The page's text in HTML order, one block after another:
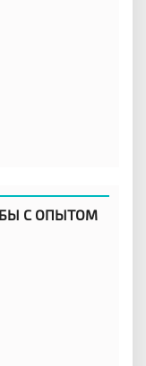
С ОПЫТОМ